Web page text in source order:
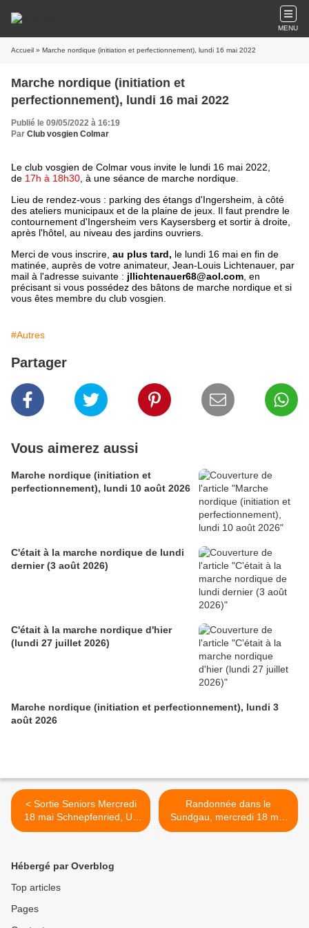
MENU
Accueil » Marche nordique (initiation et perfectionnement), lundi 16 mai 2022
Marche nordique (initiation et
perfectionnement), lundi 16 mai 2022
Publié le 09/05/2022 à 16:19
Par Club vosgien Colmar
Le club vosgien de Colmar vous invite le lundi 16 mai 2022,
de 17h à 18h30 , à une séance de marche nordique.
Lieu de rendez-vous : parking des étangs d'Ingersheim, à côté
des ateliers municipaux et de la plaine de jeux. Il faut prendre le
contournement d'Ingersheim vers Kaysersberg et sortir à droite,
après l'hôtel, au niveau des jardins ouvriers.
Merci de vous inscrire, au plus tard, le lundi 16 mai en fin de
matinée, auprès de votre animateur, Jean-Louis Lichtenauer, par
mail à l'adresse suivante : jllichtenauer68@aol.com , en
précisant si vous possédez des bâtons de marche nordique et si
vous êtes membre du club vosgien.
#Autres
Partager
Vous aimerez aussi
Marche nordique (initiation et
perfectionnement), lundi 10 août 2026
C'était à la marche nordique de lundi
dernier (3 août 2026)
C'était à la marche nordique d'hier
(lundi 27 juillet 2026)
Marche nordique (initiation et perfectionnement), lundi 3
août 2026
< Sortie Seniors Mercredi
18 mai Schnepfenried, Uff
Rain, Markstein
Randonnée dans le
Sundgau, mercredi 18 mai
2022 >
Hébergé par Overblog
Top articles
Pages